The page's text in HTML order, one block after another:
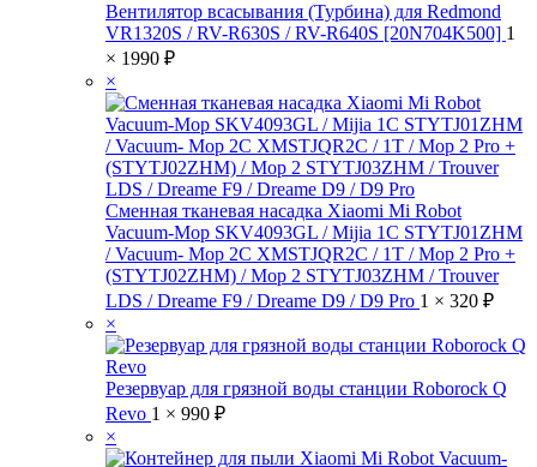
Вентилятор всасывания (Турбина) для Redmond
VR1320S / RV-R630S / RV-R640S [20N704K500] 1
× 1990 ₽
×
Сменная тканевая насадка Xiaomi Mi Robot
Vacuum-Mop SKV4093GL / Mijia 1C STYTJ01ZHM
/ Vacuum- Mop 2C XMSTJQR2C / 1T / Mop 2 Pro +
(STYTJ02ZHM) / Mop 2 STYTJ03ZHM / Trouver
LDS / Dreame F9 / Dreame D9 / D9 Pro 1 × 320 ₽
×
Резервуар для грязной воды станции Roborock Q
Revo 1 × 990 ₽
×